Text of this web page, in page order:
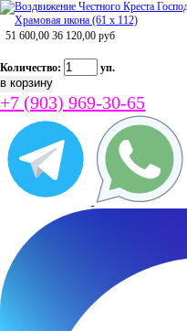
51 600,00 36 120,00 руб
Количество: уп.
+7 (903) 969-30-65